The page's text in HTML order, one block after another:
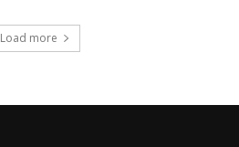
Load more